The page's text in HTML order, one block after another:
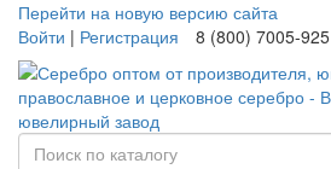
Перейти на новую версию сайта
Войти | Регистрация 8 (800) 7005-925